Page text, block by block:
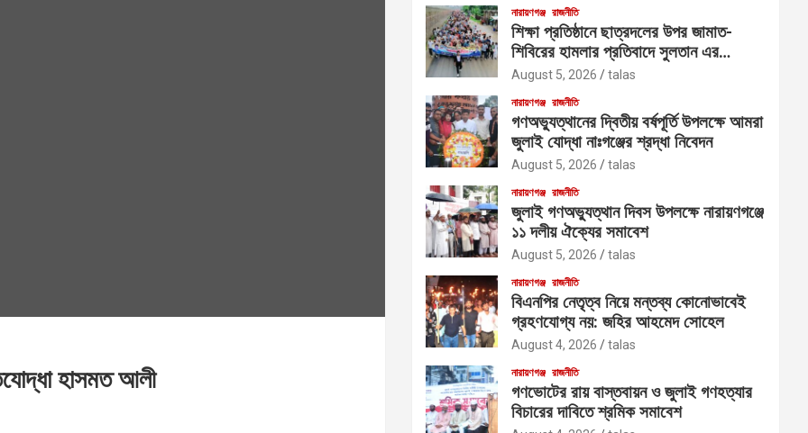
হাসমত আলী
নারায়ণগঞ্জ রাজনীতি
শিক্ষা প্রতিষ্ঠানে ছাত্রদলের উপর জামাত-
শিবিরের হামলার প্রতিবাদে সুলতান এর
নেতৃত্বে বিক্ষোভ
August 5, 2026 talas
নারায়ণগঞ্জ রাজনীতি
গণঅভ্যুত্থানের দ্বিতীয় বর্ষপূর্তি উপলক্ষে আমরা
জুলাই যোদ্ধা নাঃগঞ্জের শ্রদ্ধা নিবেদন
August 5, 2026 talas
নারায়ণগঞ্জ রাজনীতি
জুলাই গণঅভ্যুত্থান দিবস উপলক্ষে নারায়ণগঞ্জে
১১ দলীয় ঐক্যের সমাবেশ
August 5, 2026 talas
নারায়ণগঞ্জ রাজনীতি
বিএনপির নেতৃত্ব নিয়ে মন্তব্য কোনোভাবেই
গ্রহণযোগ্য নয়: জহির আহমেদ সোহেল
August 4, 2026 talas
নারায়ণগঞ্জ রাজনীতি
গণভোটের রায় বাস্তবায়ন ও জুলাই গণহত্যার
বিচারের দাবিতে শ্রমিক সমাবেশ